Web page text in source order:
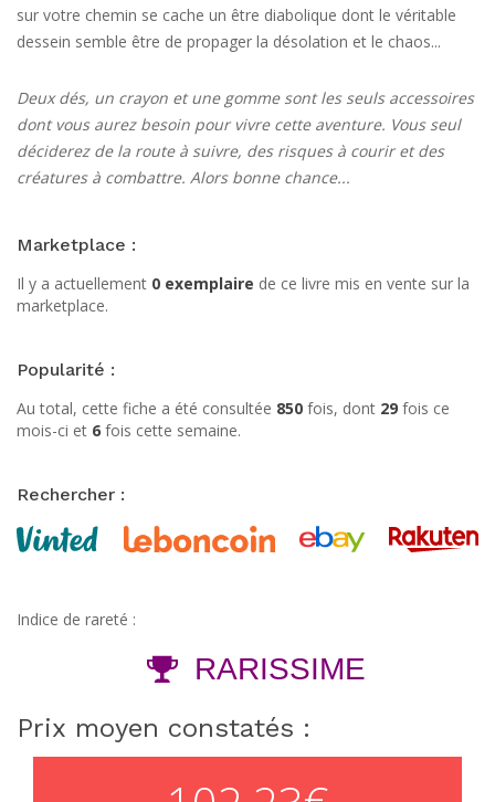
sur votre chemin se cache un être diabolique dont le véritable
dessein semble être de propager la désolation et le chaos...
Deux dés, un crayon et une gomme sont les seuls accessoires
dont vous aurez besoin pour vivre cette aventure. Vous seul
déciderez de la route à suivre, des risques à courir et des
créatures à combattre. Alors bonne chance...
Marketplace :
Il y a actuellement 0 exemplaire de ce livre mis en vente sur la
marketplace.
Popularité :
Au total, cette fiche a été consultée 850 fois, dont 29 fois ce
mois-ci et 6 fois cette semaine.
Rechercher :
Indice de rareté :
RARISSIME
Prix moyen constatés :